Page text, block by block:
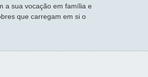
a sua vocação em família e
que carregam em si o